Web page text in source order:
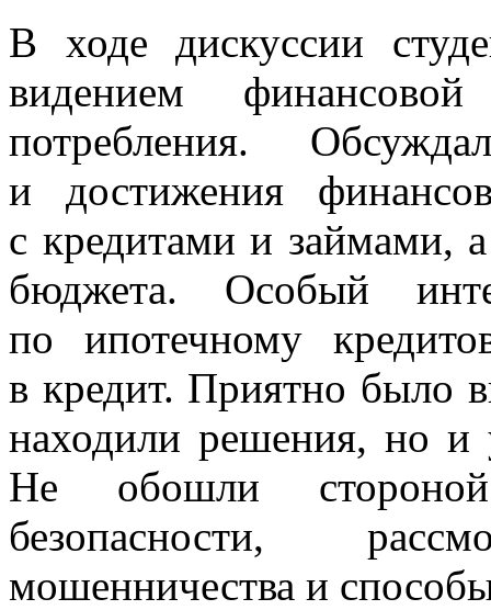
В ходе дискуссии
видением
потребления.
и достижения
с кредитами и займами,
бюджета. Особый
по ипотечному
в кредит. Приятно было
находили решения, но и
Не обошли
безопасности,
мошенничества и